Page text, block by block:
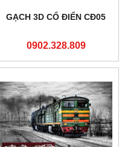
GẠCH 3D CỔ ĐIỂN CĐ05
0902.328.809